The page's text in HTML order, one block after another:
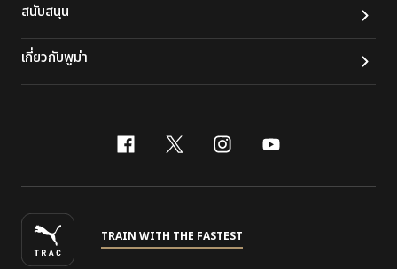
สนับสนุน
เกี่ยวกับพูม่า
facebook
x-twitter
instagram
youtube
TRAIN WITH THE FASTEST